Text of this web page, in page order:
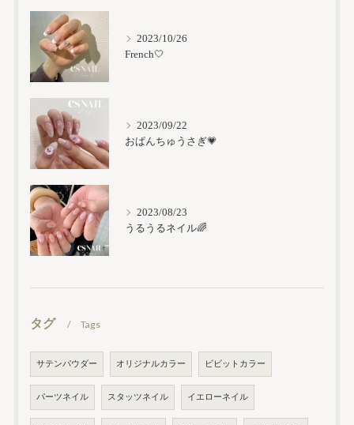
2023/10/26
French🤍
2023/09/22
おぱんちゅうさぎ💗
2023/08/23
うるうるネイル🌈
タグ Tags
サテンパウダー オリジナルカラー ビビットカラー
パーツネイル スタッツネイル イエローネイル